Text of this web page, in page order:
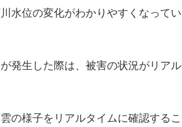
水位の変化がわかりやすくなってい
発生した際は、被害の状況がリアル
の様子をリアルタイムに確認するこ